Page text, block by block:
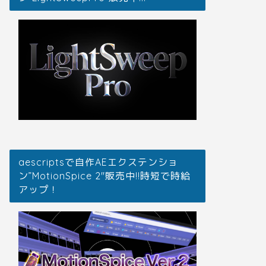
aescriptsで自作AEエクステンショ
ン”MotionSpice 2″販売中!!時短で時給
アップ！